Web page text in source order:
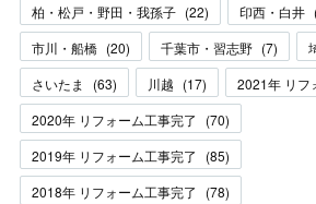
柏・松戸・野田・我孫子 (22) 印西・白井
市川・船橋 (20) 千葉市・習志野 (7)
さいたま
(63) 川越 (17) 2021年 リフ
2020年 リフォーム工事完了
(70)
2019年 リフォーム工事完了
(85)
2018年 リフォーム工事完了
(78)